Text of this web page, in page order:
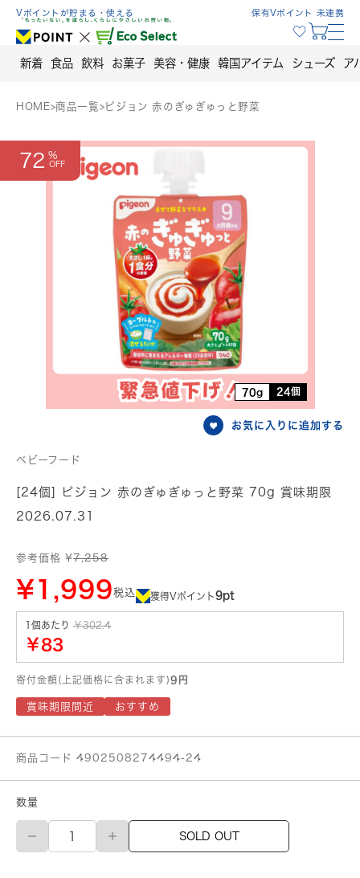
Skip
content
Vポイントが貯まる・使える 保有Vポイント 未連携
新着 食品 飲料 お菓子 美容・健康 韓国アイテム シューズ ア
HOME>商品一覧> ピジョン 赤のぎゅぎゅっと野菜
72
70g 24個
お気に入りに追加する
ベビーフード
[24個] ピジョン 赤のぎゅぎゅっと野菜 70g 賞味期限
2026.07.31
参考価格 ¥7,258
¥1,999税込 獲得Vポイント9pt
1個あたり ￥302.4
￥83
寄付金額(上記価格に含まれます)9円
賞味期限間近 おすすめ
商品コード 4902508274494-24
数量
ピ
ョ
SOLD OUT